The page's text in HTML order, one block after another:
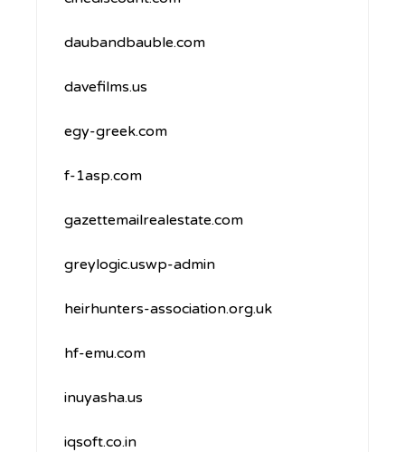
daubandbauble.com
davefilms.us
egy-greek.com
f-1asp.com
gazettemailrealestate.com
greylogic.uswp-admin
heirhunters-association.org.uk
hf-emu.com
inuyasha.us
iqsoft.co.in